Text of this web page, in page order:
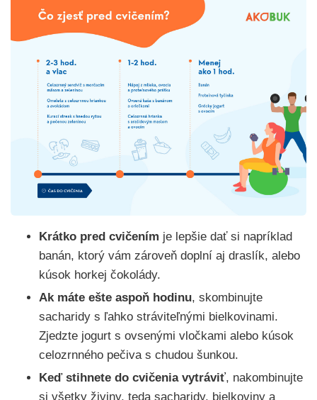
Krátko pred cvičením je lepšie dať si napríklad
banán, ktorý vám zároveň doplní aj draslík, alebo
kúsok horkej čokolády.
Ak máte ešte aspoň hodinu, skombinujte
sacharidy s ľahko stráviteľnými bielkovinami.
Zjedzte jogurt s ovsenými vločkami alebo kúsok
celozrnného pečiva s chudou šunkou.
Keď stihnete do cvičenia vytráviť, nakombinujte
si všetky živiny, teda sacharidy, bielkoviny a